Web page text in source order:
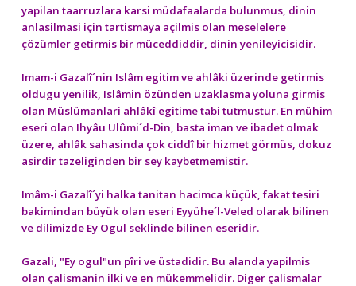
yapilan taarruzlara karsi müdafaalarda bulunmus, dinin
anlasilmasi için tartismaya açilmis olan meselelere
çözümler getirmis bir müceddiddir, dinin yenileyicisidir.
Imam-i Gazalî´nin Islâm egitim ve ahlâki üzerinde getirmis
oldugu yenilik, Islâmin özünden uzaklasma yoluna girmis
olan Müslümanlari ahlâkî egitime tabi tutmustur. En mühim
eseri olan Ihyâu Ulûmi´d-Din, basta iman ve ibadet olmak
üzere, ahlâk sahasinda çok ciddî bir hizmet görmüs, dokuz
asirdir tazeliginden bir sey kaybetmemistir.
Imâm-i Gazalî´yi halka tanitan hacimca küçük, fakat tesiri
bakimindan büyük olan eseri Eyyühe´l-Veled olarak bilinen
ve dilimizde Ey Ogul seklinde bilinen eseridir.
Gazali, "Ey ogul"un pîri ve üstadidir. Bu alanda yapilmis
olan çalismanin ilki ve en mükemmelidir. Diger çalismalar